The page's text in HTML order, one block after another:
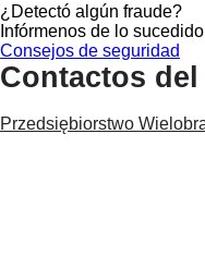
¿Detectó algún fraude?
Infórmenos de lo sucedido
Consejos de seguridad
Contactos
Przedsiębiorstwo